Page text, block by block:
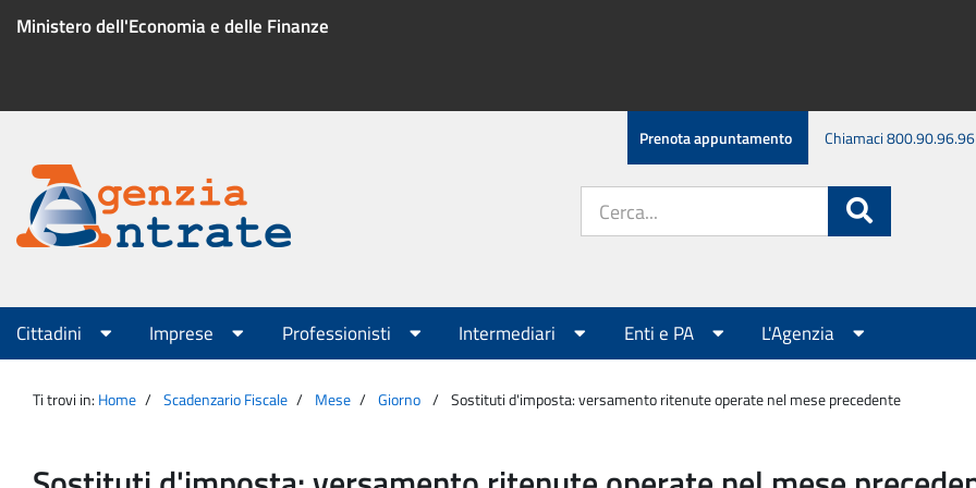
Ministero dell'Economia e delle Finanze
Menu
servizio
Prenota appuntamento Chiamaci 800.90.96.96
Agenzia
Entrate
sito:
Menu
principale
Cittadini Imprese Professionisti Intermediari Enti e PA L'Agenzia
Ti trovi in: Home Scadenzario Fiscale Mese Giorno Sostituti d'imposta: versamento ritenute operate nel mese precedente